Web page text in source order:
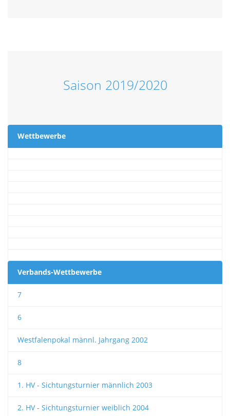
Saison 2019/2020
Wettbewerbe
Verbands-Wettbewerbe
7
6
Westfalenpokal männl. Jahrgang 2002
8
1. HV - Sichtungsturnier männlich 2003
2. HV - Sichtungsturnier weiblich 2004